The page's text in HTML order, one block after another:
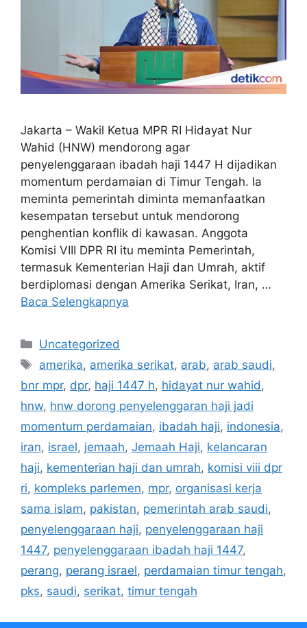
Jakarta – Wakil Ketua MPR RI Hidayat Nur
Wahid (HNW) mendorong agar
penyelenggaraan ibadah haji 1447 H dijadikan
momentum perdamaian di Timur Tengah. Ia
meminta pemerintah diminta memanfaatkan
kesempatan tersebut untuk mendorong
penghentian konflik di kawasan. Anggota
Komisi VIII DPR RI itu meminta Pemerintah,
termasuk Kementerian Haji dan Umrah, aktif
berdiplomasi dengan Amerika Serikat, Iran, …
Baca Selengkapnya
Kategori
Uncategorized
Tag
amerika, amerika serikat, arab, arab saudi,
bnr mpr, dpr, haji 1447 h, hidayat nur wahid ,
hnw, hnw dorong penyelenggaran haji jadi
momentum perdamaian, ibadah haji, indonesia,
iran, israel, jemaah, Jemaah Haji, kelancaran
haji, kementerian haji dan umrah, komisi viii dpr
ri, kompleks parlemen, mpr, organisasi kerja
sama islam, pakistan, pemerintah arab saudi,
penyelenggaraan haji, penyelenggaraan haji
1447, penyelenggaraan ibadah haji 1447,
perang, perang israel, perdamaian timur tengah,
pks, saudi, serikat, timur tengah